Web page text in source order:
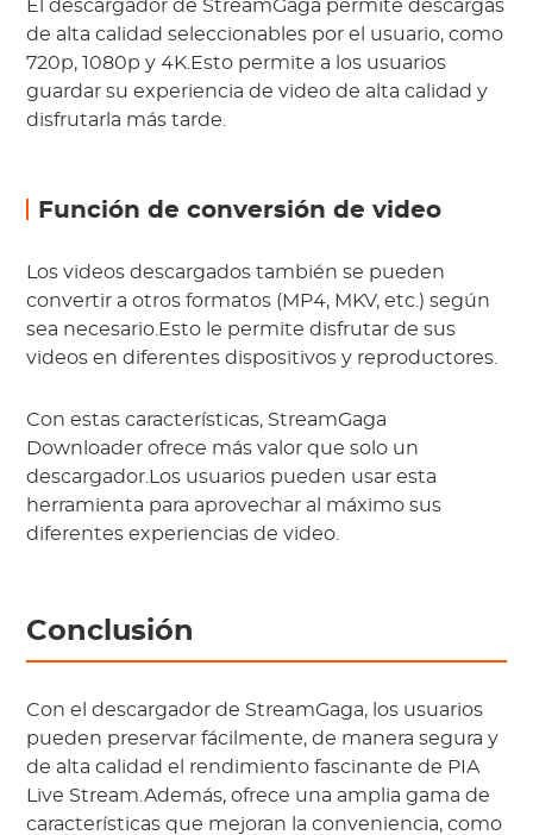
El descargador de StreamGaga permite descargas
de alta calidad seleccionables por el usuario, como
720p, 1080p y 4K.Esto permite a los usuarios
guardar su experiencia de video de alta calidad y
disfrutarla más tarde.
Función de conversión de video
Los videos descargados también se pueden
convertir a otros formatos (MP4, MKV, etc.) según
sea necesario.Esto le permite disfrutar de sus
videos en diferentes dispositivos y reproductores.
Con estas características, StreamGaga
Downloader ofrece más valor que solo un
descargador.Los usuarios pueden usar esta
herramienta para aprovechar al máximo sus
diferentes experiencias de video.
Conclusión
Con el descargador de StreamGaga, los usuarios
pueden preservar fácilmente, de manera segura y
de alta calidad el rendimiento fascinante de PIA
Live Stream.Además, ofrece una amplia gama de
características que mejoran la conveniencia, como